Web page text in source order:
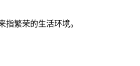
繁荣的生活环境。